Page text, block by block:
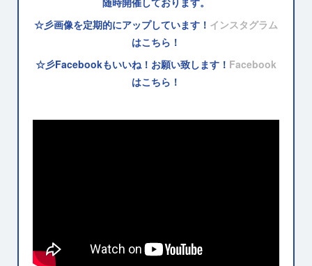
☆彡画像を定期的にアップしています！ インスタグラム
はこちら！
☆彡Facebookもいいね！お願い致します！ Facebook
はこちら！